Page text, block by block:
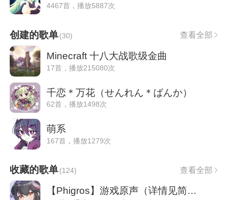
4467首，播放5887次
创建的歌单(30) 查看全部
Minecraft 十八大战歌级金曲
17首，播放215080次
千恋＊万花（せんれん＊ばんか）
62首，播放1498次
萌系
167首，播放1279次
收藏的歌单(124) 查看全部
【Phigros】游戏原声（详情见简介）